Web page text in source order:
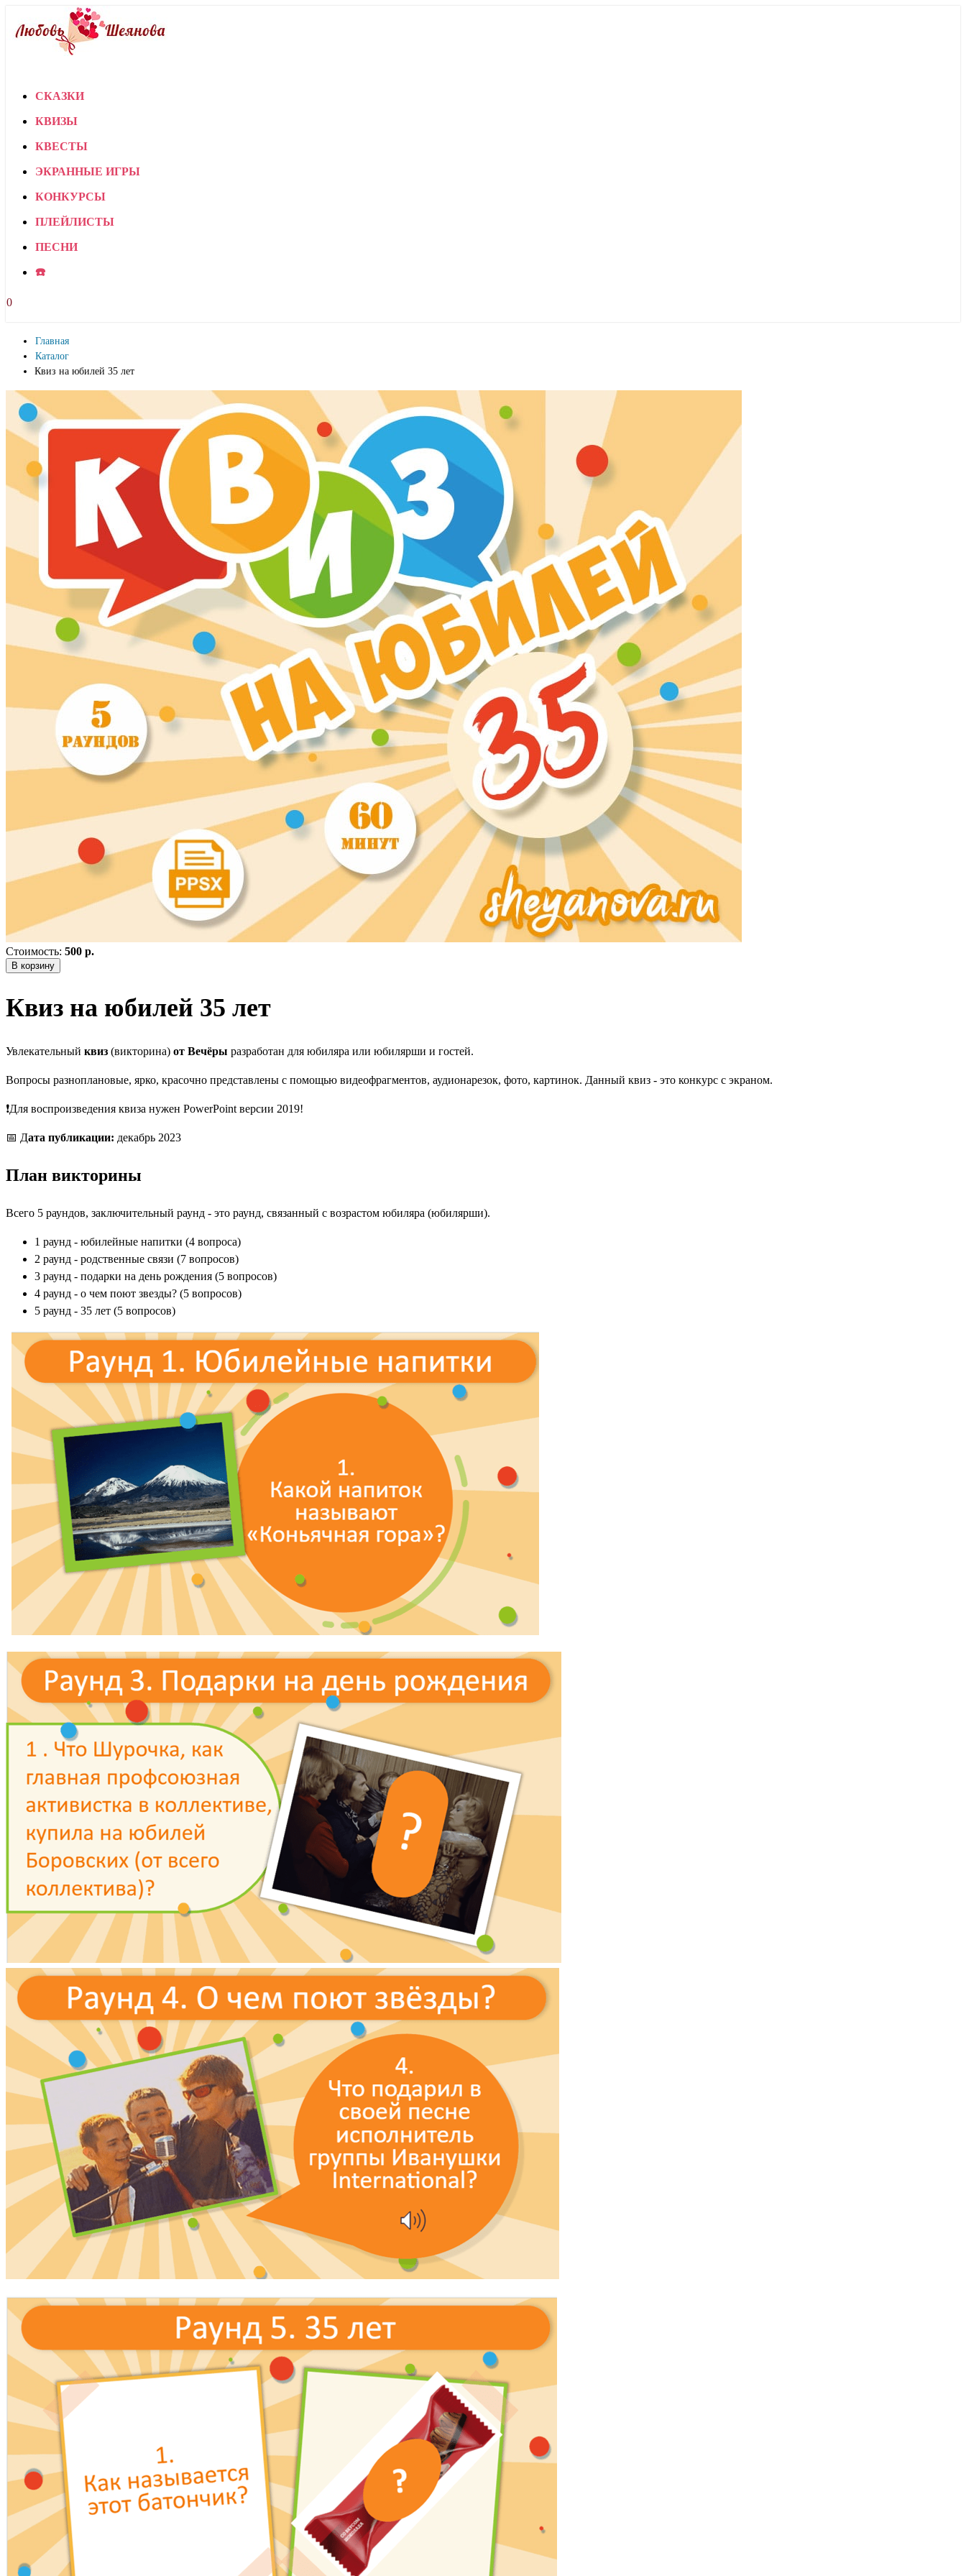
СКАЗКИ
КВИЗЫ
КВЕСТЫ
ЭКРАННЫЕ ИГРЫ
КОНКУРСЫ
ПЛЕЙЛИСТЫ
ПЕСНИ
☎️
0
Главная
Каталог
Квиз на юбилей 35 лет
Стоимость: 500 р.
В корзину
Квиз на юбилей 35 лет
Увлекательный квиз (викторина) от Вечёры разработан для юбиляра или юбилярши и гостей.
Вопросы разноплановые, ярко, красочно представлены с помощью видеофрагментов, аудионарезок, фото, картинок. Данный квиз - это конкурс с экраном.
❗Для воспроизведения квиза нужен PowerPoint версии 2019!
📅 Дата публикации: декабрь 2023
План викторины
Всего 5 раундов, заключительный раунд - это раунд, связанный с возрастом юбиляра (юбилярши).
1 раунд - юбилейные напитки (4 вопроса)
2 раунд - родственные связи (7 вопросов)
3 раунд - подарки на день рождения (5 вопросов)
4 раунд - о чем поют звезды? (5 вопросов)
5 раунд - 35 лет (5 вопросов)